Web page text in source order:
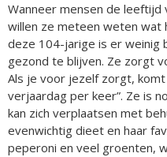
Wanneer mensen de
willen ze meteen weten wat
deze 104-jarige is er weinig
gezond te blijven. Ze zorgt
Als je voor jezelf zorgt,
verjaardag per keer”. Ze is
kan zich verplaatsen met
evenwichtig dieet en haar
peperoni en veel groenten,